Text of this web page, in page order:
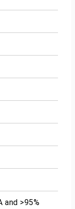
and >95%